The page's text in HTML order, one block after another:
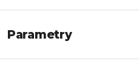
Parametry